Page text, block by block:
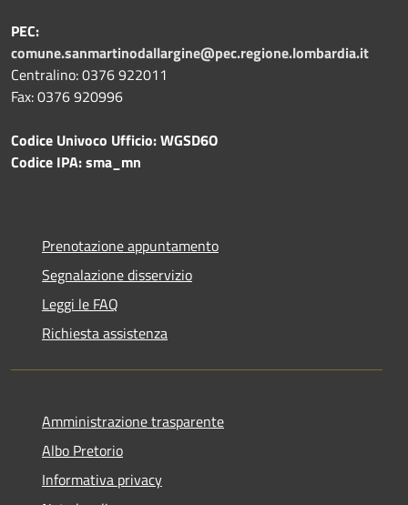
PEC:
comune.sanmartinodallargine@pec.regione.lombardia.it
Centralino: 0376 922011
Fax: 0376 920996
Codice Univoco Ufficio: WGSD6O
Codice IPA: sma_mn
Prenotazione appuntamento
Segnalazione disservizio
Leggi le FAQ
Richiesta assistenza
Amministrazione trasparente
Albo Pretorio
Informativa privacy